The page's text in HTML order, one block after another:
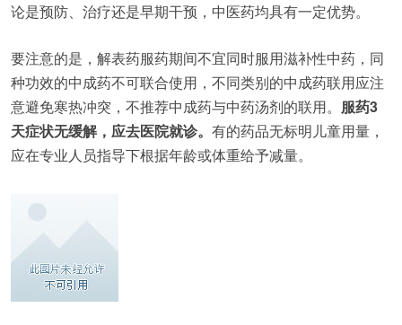
论是预防、治疗还是早期干预，中医药均具有一定优势。
要注意的是，解表药服药期间不宜同时服用滋补性中药，同
种功效的中成药不可联合使用，不同类别的中成药联用应注
意避免寒热冲突，不推荐中成药与中药汤剂的联用。 服药3
天症状无缓解，应去医院就诊。 有的药品无标明儿童用量，
应在专业人员指导下根据年龄或体重给予减量。